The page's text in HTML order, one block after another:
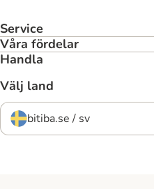
Service
Våra fördelar
Handla
Välj land
bitiba.se / sv